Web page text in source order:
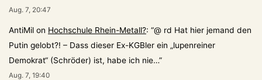
Aug. 7, 20:47
AntiMil on Hochschule Rhein-Metall?: “@ rd Hat hier jemand den
Putin gelobt?! – Dass dieser Ex-KGBler ein „lupenreiner
Demokrat“ (Schröder) ist, habe ich nie…”
Aug. 7, 19:40